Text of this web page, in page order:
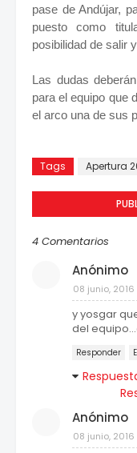
pase de Andújar,
puesto como
posibilidad de salir
Las dudas
para el equipo que
el arco una de sus
Tags Apertura
4 Comentarios
Anónimo
08 junio, 2016
y yosgar
del
Responder
Anónimo
08 junio, 2016